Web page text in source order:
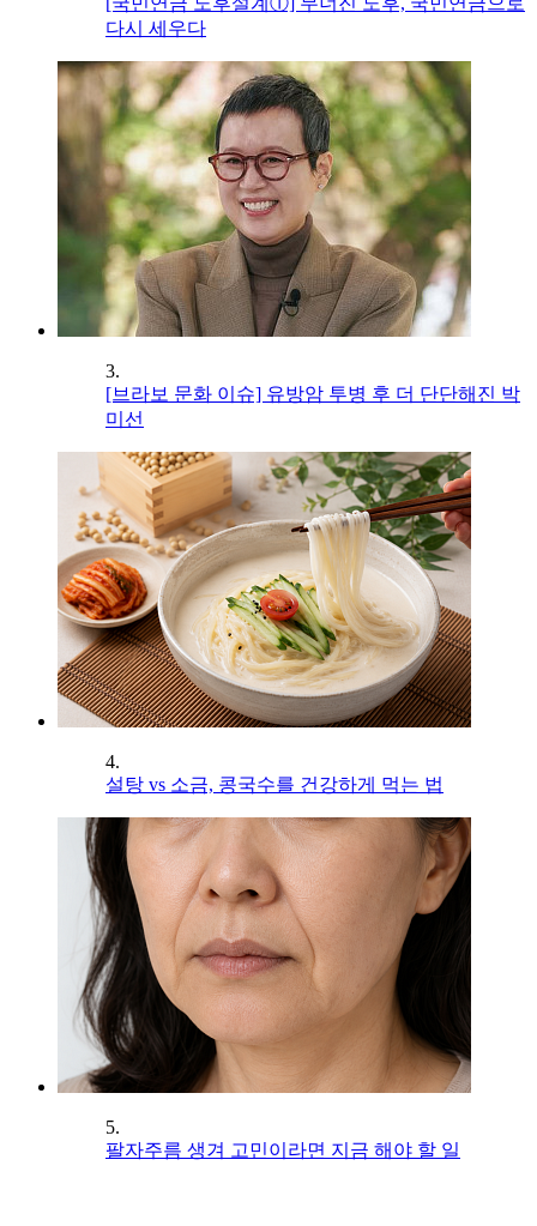
다시 세우다
3.
[브라보 문화 이슈] 유방암 투병 후 더 단단해진 박
미선
4.
설탕 vs 소금, 콩국수를 건강하게 먹는 법
5.
팔자주름 생겨 고민이라면 지금 해야 할 일